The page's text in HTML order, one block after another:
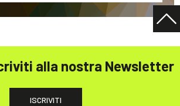
alla nostra Newsletter
ISCRIVITI